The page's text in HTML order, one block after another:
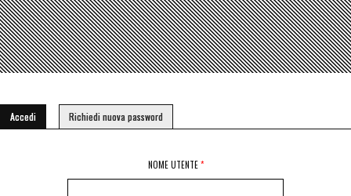
Schede primarie
Accedi (scheda attiva)Richiedi nuova password
NOME UTENTE*